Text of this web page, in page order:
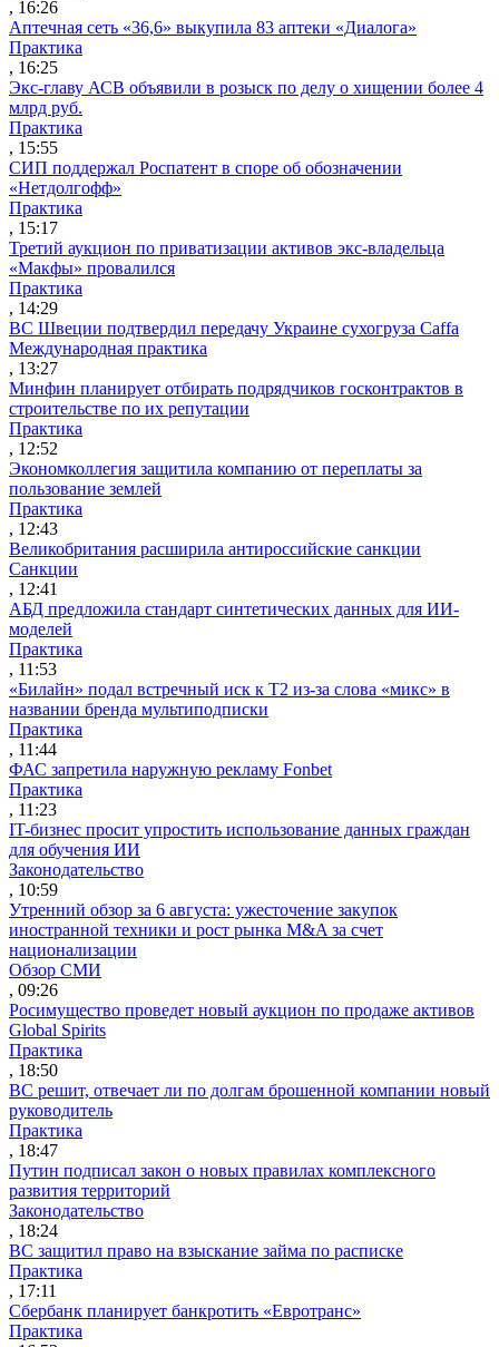
, 16:26
Аптечная сеть «36,6» выкупила 83 аптеки «Диалога»
Практика
, 16:25
Экс-главу АСВ объявили в розыск по делу о хищении более 4
млрд руб.
Практика
, 15:55
СИП поддержал Роспатент в споре об обозначении
«Нетдолгофф»
Практика
, 15:17
Третий аукцион по приватизации активов экс-владельца
«Макфы» провалился
Практика
, 14:29
ВС Швеции подтвердил передачу Украине сухогруза Caffa
Международная практика
, 13:27
Минфин планирует отбирать подрядчиков госконтрактов в
строительстве по их репутации
Практика
, 12:52
Экономколлегия защитила компанию от переплаты за
пользование землей
Практика
, 12:43
Великобритания расширила антироссийские санкции
Санкции
, 12:41
АБД предложила стандарт синтетических данных для ИИ-
моделей
Практика
, 11:53
«Билайн» подал встречный иск к Т2 из-за слова «микс» в
названии бренда мультиподписки
Практика
, 11:44
ФАС запретила наружную рекламу Fonbet
Практика
, 11:23
IT-бизнес просит упростить использование данных граждан
для обучения ИИ
Законодательство
, 10:59
Утренний обзор за 6 августа: ужесточение закупок
иностранной техники и рост рынка M&A за счет
национализации
Обзор СМИ
, 09:26
Росимущество проведет новый аукцион по продаже активов
Global Spirits
Практика
, 18:50
ВС решит, отвечает ли по долгам брошенной компании новый
руководитель
Практика
, 18:47
Путин подписал закон о новых правилах комплексного
развития территорий
Законодательство
, 18:24
ВС защитил право на взыскание займа по расписке
Практика
, 17:11
Сбербанк планирует банкротить «Евротранс»
Практика